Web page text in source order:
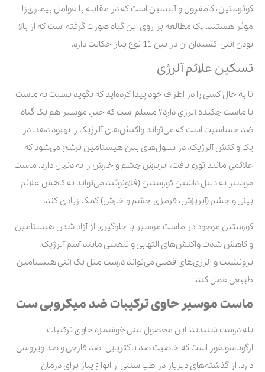
کوئرستین، کامفرول و آلیسین است که در مقابله با عوامل بیماری‌زا
موثر هستند. یک مطالعه بر روی این گیاه صورت گرفته است که از بالا
بودن آنتی اکسیدان آن در بین 11 نوع پیاز حکایت دارد.
تسکین علائم آلرژی
تا به حال کسی را در اطراف خود پیدا کرده‌اید که بگوید نسبت به ماست
یا ماست چکیده آلرژی دارد؟ مسلم است که خیر. موسیر هم یک گیاه
ضد حساسیت است که می‌تواند واکنش‌های آلرژیک را بهبود دهد. در
یک واکنش آلرژیک، در سلول‌های بدن هیستامین ترشح می‌شود که
علائمی مانند تورم بافت، آبریزش چشم و خارش را به دنبال دارد. ماست
موسیر به دلیل داشتن کورستین (فلاونوئید می‌تواند به کاهش علائم
بینی و چشم (آبریزش، قرمزی چشم و خارش) کمک زیادی کند.
کورستین موجود در ماست موسیر با جلوگیری از آزاد شدن هیستامین
و کاهش شدت واکنش‌های التهابی و تنفسی مانند آسم آلرژیک،
برونشیت و آلرژی‌های فصلی می‌تواند درست مثل یک آنتی هیستامین
طبیعی عمل کند.
ماست موسیر حاوی ترکیبات ضد میکروبی ست
بله درست شنیدید! این محصول لبنی خوشمزه حاوی ترکیبات
ارگوناسولفور است که خاصیت ضد باکتریایی، ضد قارچی و ضد ویروسی
دارد. از گذشته‌های دیرباز در طب سنتی از انواع پیاز برای درمان